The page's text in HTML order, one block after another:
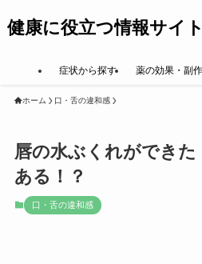
健康に役立つ情報サイト
症状から探す 薬の効果・副
ホーム 口・舌の違和感
唇の水ぶくれができた
ある！？
口・舌の違和感